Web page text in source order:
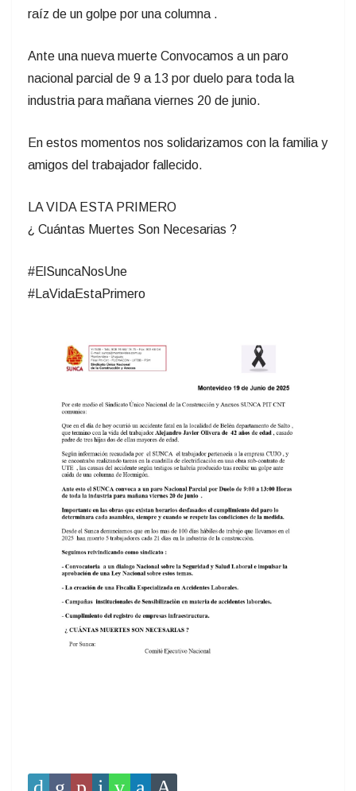
raíz de un golpe por una columna .
Ante una nueva muerte Convocamos a un paro
nacional parcial de 9 a 13 por duelo para toda la
industria para mañana viernes 20 de junio.
En estos momentos nos solidarizamos con la familia y
amigos del trabajador fallecido.
LA VIDA ESTA PRIMERO
¿ Cuántas Muertes Son Necesarias ?
#ElSuncaNosUne
#LaVidaEstaPrimero